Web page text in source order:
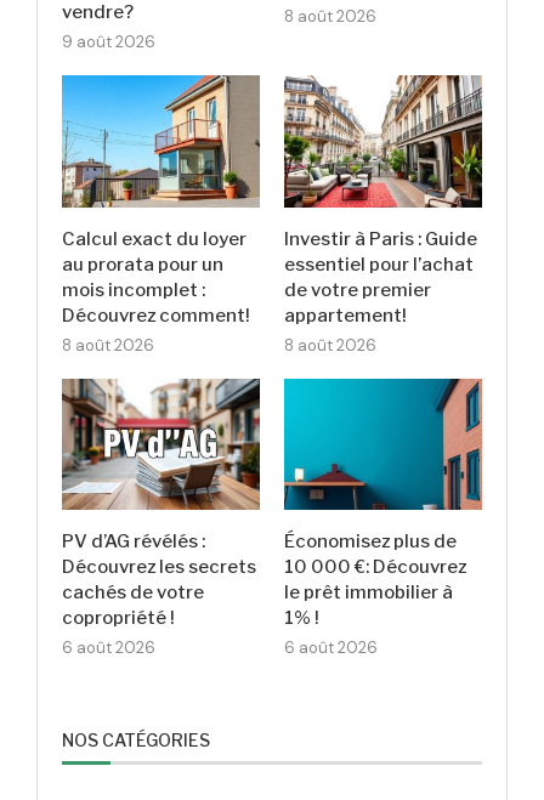
vendre?
9 août 2026
8 août 2026
Calcul exact du loyer
au prorata pour un
mois incomplet :
Découvrez comment!
8 août 2026
Investir à Paris : Guide
essentiel pour l’achat
de votre premier
appartement!
8 août 2026
PV d’AG révélés :
Découvrez les secrets
cachés de votre
copropriété !
6 août 2026
Économisez plus de
10 000 €: Découvrez
le prêt immobilier à
1% !
6 août 2026
NOS CATÉGORIES